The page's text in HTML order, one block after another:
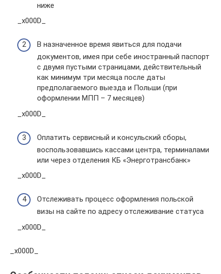
ниже
_x000D_
В назначенное время явиться для подачи
документов, имея при себе иностранный паспорт
с двумя пустыми страницами, действительный
как минимум три месяца после даты
предполагаемого выезда и Польши (при
оформлении МПП – 7 месяцев)
_x000D_
Оплатить сервисный и консульский сборы,
воспользовавшись кассами центра, терминалами
или через отделения КБ «Энерготрансбанк»
_x000D_
Отслеживать процесс оформления польской
визы на сайте по адресу отслеживание статуса
_x000D_
_x000D_